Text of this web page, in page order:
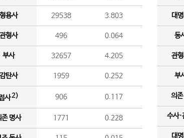
용사 29538 3.803
형사 496 0.064
부사 32657 4.205
탄사 1959 0.252
사2) 906 0.117
존 명사 1771 0.228
대
동
관
부
의
수사·
대